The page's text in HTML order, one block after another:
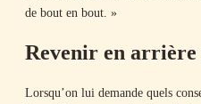
de bout en bout. »
Revenir en arrière
Lorsqu’on lui demande quels